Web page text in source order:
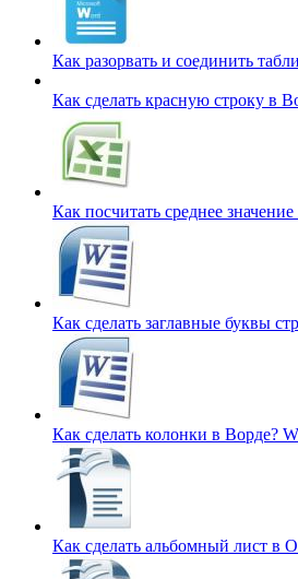
Как разорвать и соединить
Как сделать красную строку в
Как посчитать среднее
Как сделать заглавные буквы
Как сделать колонки в Ворде?
Как сделать альбомный лист в